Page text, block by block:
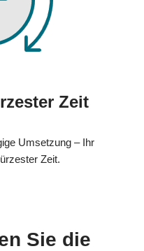
Zeit
Umsetzung – Ihr
Zeit.
Sie die